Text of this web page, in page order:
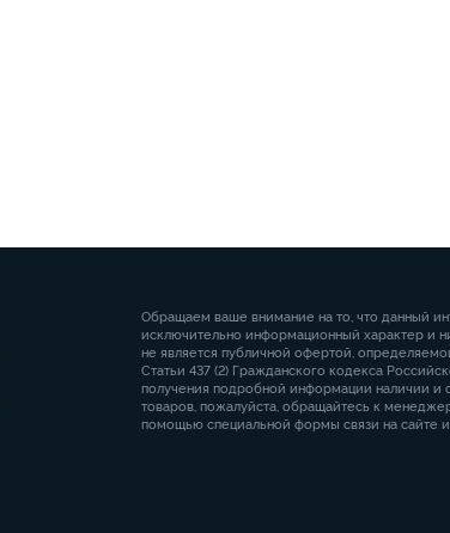
Обращаем ваше внимание на то, что данный
исключительно информационный характер и
не является публичной офертой,
Статьи 437 (2) Гражданского кодекса
получения подробной информации наличии и
товаров, пожалуйста, обращайтесь к
помощью специальной формы связи на сайте